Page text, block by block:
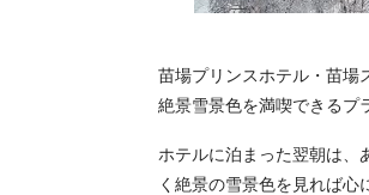
苗場プリンスホテル・苗場
絶景雪景色を満喫できるプ
ホテルに泊まった翌朝は、
く絶景の雪景色を見れば